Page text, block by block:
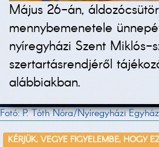
Május 26-án,
mennybemenetele
nyíregyházi Szent Miklós-
szertartásrendjéről
alábbiakban.
Fotó: P. Tóth Nóra/Nyíregyházi
KÉRJÜK, VEGYE FIGYELEMBE, HOGY